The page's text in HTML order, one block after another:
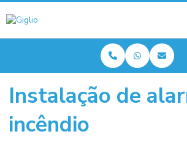
Instalação de
incêndio